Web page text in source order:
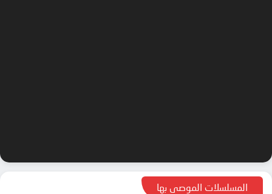
المسلسلات الموصى بها